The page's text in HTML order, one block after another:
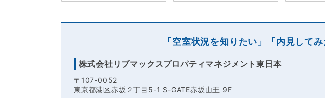
「空室状況を知りたい」「内見して
株式会社リブマックスプロパティマネジメント東日本
〒107-0052
東京都港区赤坂２丁目5-1 S-GATE赤坂山王 9F